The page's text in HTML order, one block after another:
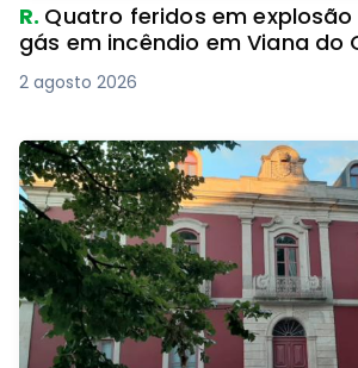
R. Quatro feridos em
gás em incêndio em Viana do
2 agosto 2026